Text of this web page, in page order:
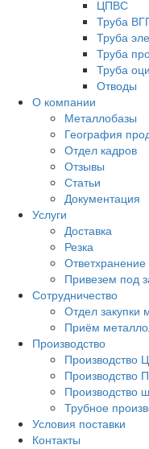
ЦПВС
Труба
Труба
Труба
Труба
Отводы
О компании
Металлобазы
География
Отдел кадров
Отзывы
Статьи
Документация
Услуги
Доставка
Резка
Ответхранение
Привезем под
Сотрудничество
Отдел закупки
Приём
Производство
Производство
Производство
Производство
Трубное
Условия поставки
Контакты